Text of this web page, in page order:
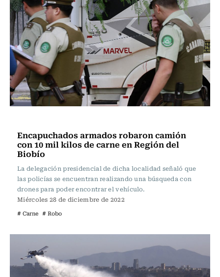
Encapuchados armados robaron camión
con 10 mil kilos de carne en Región del
Biobío
La delegación presidencial de dicha localidad señaló que
las policías se encuentran realizando una búsqueda con
drones para poder encontrar el vehículo.
Miércoles 28 de diciembre de 2022
# Carne # Robo